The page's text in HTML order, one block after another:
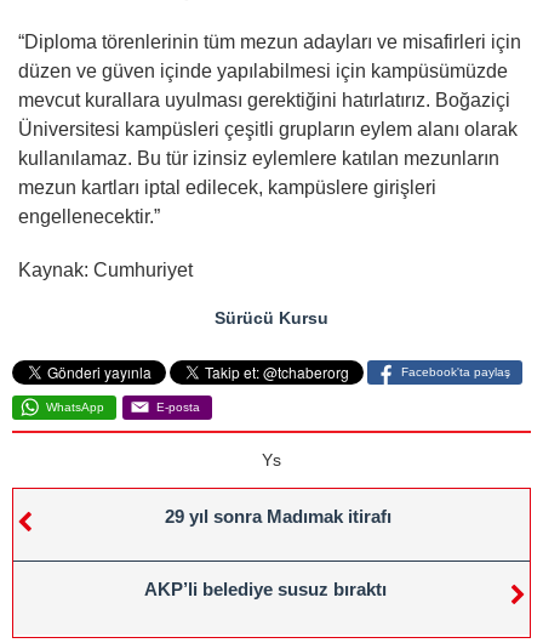
“Diploma törenlerinin tüm mezun adayları ve misafirleri için
düzen ve güven içinde yapılabilmesi için kampüsümüzde
mevcut kurallara uyulması gerektiğini hatırlatırız. Boğaziçi
Üniversitesi kampüsleri çeşitli grupların eylem alanı olarak
kullanılamaz. Bu tür izinsiz eylemlere katılan mezunların
mezun kartları iptal edilecek, kampüslere girişleri
engellenecektir.”
Kaynak: Cumhuriyet
Sürücü Kursu
Facebook'ta paylaş
WhatsApp E-posta
Ys
29 yıl sonra Madımak itirafı
AKP’li belediye susuz bıraktı